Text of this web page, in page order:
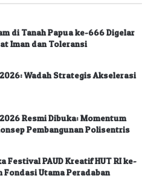
di Tanah Papua ke-666 Digelar
Iman dan Toleransi
Wadah Strategis Akselerasi
Resmi Dibuka: Momentum
Pembangunan Polisentris
Festival PAUD Kreatif HUT RI ke-
Fondasi Utama Peradaban